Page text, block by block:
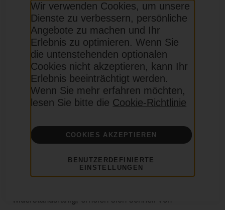
Wir verwenden Cookies, um unsere
Dienste zu verbessern, persönliche
Angebote zu machen und Ihr
Erlebnis zu optimieren. Wenn Sie
die untenstehenden optionalen
Cookies nicht akzeptieren, kann Ihr
Erlebnis beeinträchtigt werden.
Wenn Sie mehr erfahren möchten,
lesen Sie bitte die Cookie-Richtlinie
COOKIES AKZEPTIEREN
BENUTZERDEFINIERTE
EINSTELLUNGEN
Ein Mix aus Girl Scout Cookies und Skywalker OG
vereint das Beste beider Welten: Die großen Erträge
und die kurze Blütezeit stammen von Skywalker OG,
während Girl Scout Cookies für die Euphorie und die
hohen THC-Werte sorgen. Diese Samen produzieren
Blüten mit einem CBD-Gehalt von etwa 2 %. Die Jedi
Cookies Autoflower-Samen wurden sorgfältig
gezüchtet, sodass sie zu 99 % weibliche Pflanzen
Wie sind Jedi Cookies Feminisierte
Jedi Cookies Samen sind ideal für Anfänger – leicht
widerstandsfähig, erholen sich schnell von